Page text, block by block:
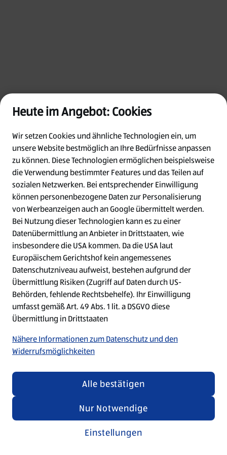
Oops!
Something went wrong. Please try refreshing
the app
Refresh
Heute im Angebot: Cookies
Wir setzen Cookies und ähnliche Technologien ein, um
unsere Website bestmöglich an Ihre Bedürfnisse anpassen
zu können. Diese Technologien ermöglichen beispielsweise
die Verwendung bestimmter Features und das Teilen auf
sozialen Netzwerken. Bei entsprechender Einwilligung
können personenbezogene Daten zur Personalisierung
von Werbeanzeigen auch an Google übermittelt werden.
Bei Nutzung dieser Technologien kann es zu einer
Datenübermittlung an Anbieter in Drittstaaten, wie
insbesondere die USA kommen. Da die USA laut
Europäischem Gerichtshof kein angemessenes
Datenschutzniveau aufweist, bestehen aufgrund der
Übermittlung Risiken (Zugriff auf Daten durch US-
Behörden, fehlende Rechtsbehelfe). Ihr Einwilligung
umfasst gemäß Art. 49 Abs. 1 lit. a DSGVO diese
Übermittlung in Drittstaaten
Nähere Informationen zum Datenschutz und den
Widerrufsmöglichkeiten
Einstellungen
Nur Notwendige
Alle bestätigen